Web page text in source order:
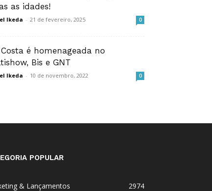
as idades!
Ikeda - 21 de fevereiro, 2025 0
é homenageada no
Bis e GNT
Ikeda - 10 de novembro, 2022 0
POPULAR
& Lançamentos
2974